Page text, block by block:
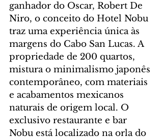
ganhador do Oscar, Robert De
Niro, o conceito do Hotel Nobu
traz uma experiência única às
margens do Cabo San Lucas. A
propriedade de 200 quartos,
mistura o minimalismo japonês
contemporâneo, com materiais
e acabamentos mexicanos
naturais de origem local. O
exclusivo restaurante e bar
Nobu está localizado na orla do